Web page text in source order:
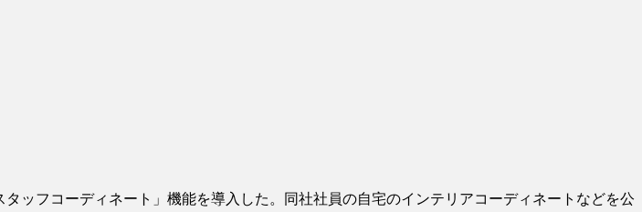
ッフコーディネート」機能を導入した。同社社員の自宅のインテリアコーディネートなどを公